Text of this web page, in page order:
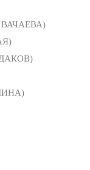
ВАЧАЕВА)